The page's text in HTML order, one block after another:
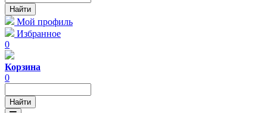
Мой профиль
Избранное
0
Корзина
0